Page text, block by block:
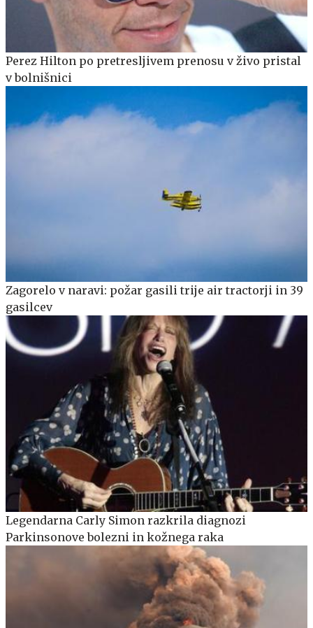
Perez Hilton po pretresljivem prenosu v živo pristal
v bolnišnici
Zagorelo v naravi: požar gasili trije air tractorji in 39
gasilcev
Legendarna Carly Simon razkrila diagnozi
Parkinsonove bolezni in kožnega raka